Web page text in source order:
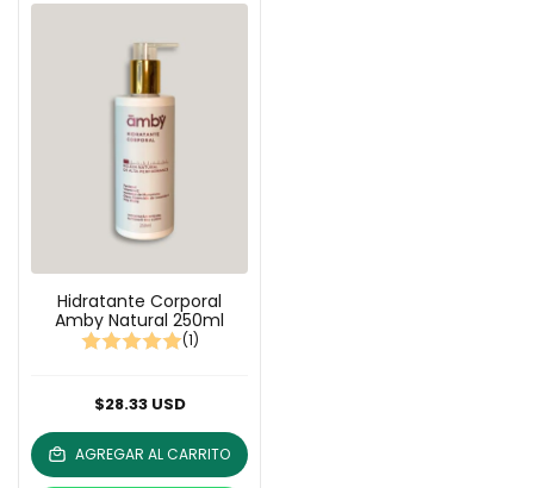
Hidratante Corporal
Amby Natural 250ml
(1)
$28.33 USD
AGREGAR AL CARRITO